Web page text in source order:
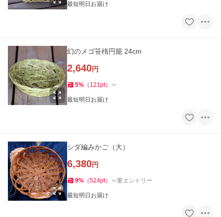
最短明日お届け
幻のメゴ笹楕円籠 24cm
2,640円
5% （ 121pt）
最短明日お届け
シダ編みかご（大）
6,380円
9% （524pt） 要エントリー
最短明日お届け